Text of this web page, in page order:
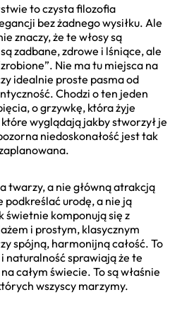
to czysta filozofia
bez żadnego wysiłku. Ale
znaczy, że te włosy są
zadbane, zdrowe i lśniące, ale
Nie ma tu miejsca na
idealnie proste pasma od
Chodzi o ten jeden
o grzywkę, która żyje
wyglądają jakby stworzył je
niedoskonałość jest tak
twarzy, a nie główną atrakcją
urodę, a nie ją
świetnie komponują się z
i prostym, klasycznym
spójną, harmonijną całość. To
naturalność sprawiają że te
całym świecie. To są właśnie
wszyscy marzymy.